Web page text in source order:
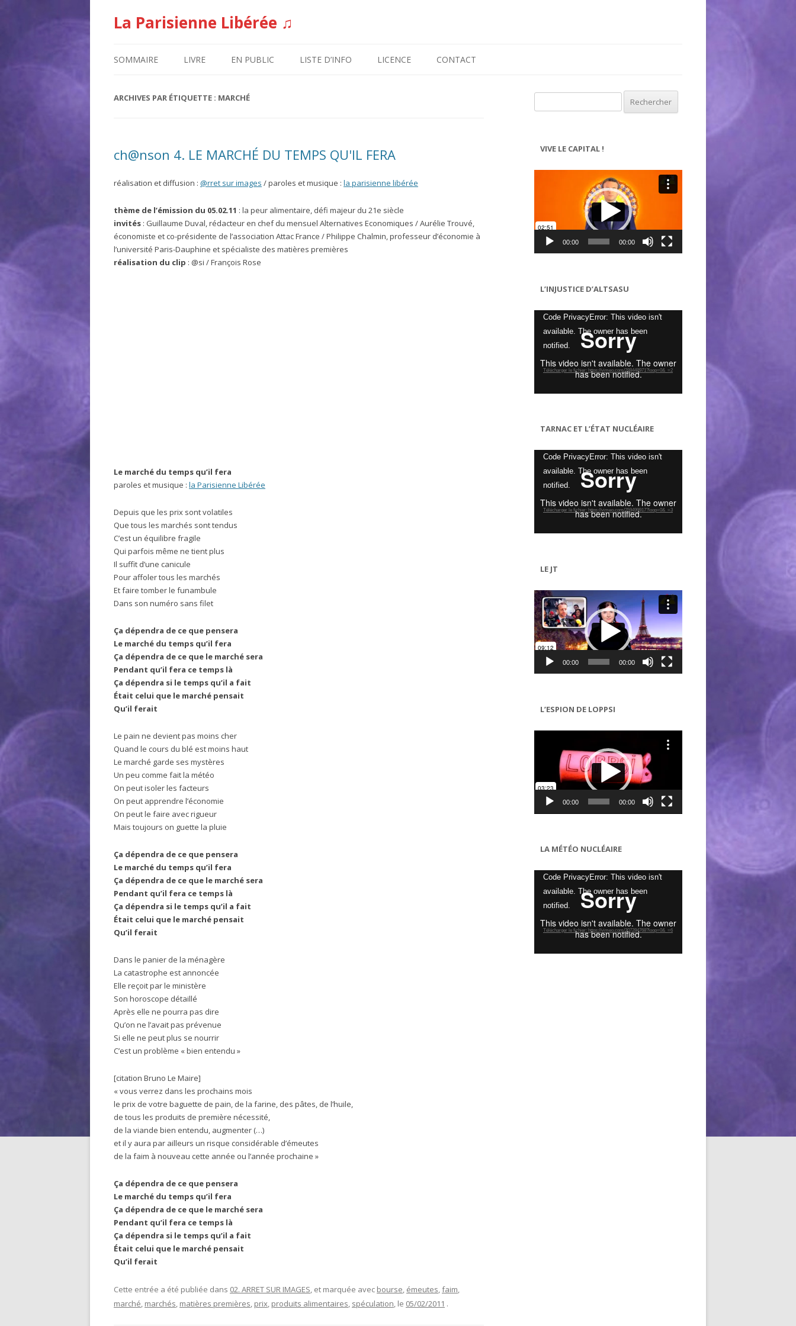
La Parisienne Libérée ♫
SOMMAIRE LIVRE EN PUBLIC LISTE D’INFO LICENCE CONTACT
ARCHIVES PAR ÉTIQUETTE : MARCHÉ
ch@nson 4. LE MARCHÉ DU TEMPS QU'IL FERA
réalisation et diffusion : @rret sur images / paroles et musique : la parisienne libérée
thème de l’émission du 05.02.11 : la peur alimentaire, défi majeur du 21e siècle
invités : Guillaume Duval, rédacteur en chef du mensuel Alternatives Economiques / Aurélie Trouvé,
économiste et co-présidente de l’association Attac France / Philippe Chalmin, professeur d’économie à
l’université Paris-Dauphine et spécialiste des matières premières
réalisation du clip : @si / François Rose
Le marché du temps qu’il fera
paroles et musique : la Parisienne Libérée
Depuis que les prix sont volatiles
Que tous les marchés sont tendus
C’est un équilibre fragile
Qui parfois même ne tient plus
Il suffit d’une canicule
Pour affoler tous les marchés
Et faire tomber le funambule
Dans son numéro sans filet
Ça dépendra de ce que pensera
Le marché du temps qu’il fera
Ça dépendra de ce que le marché sera
Pendant qu’il fera ce temps là
Ça dépendra si le temps qu’il a fait
Était celui que le marché pensait
Qu’il ferait
Le pain ne devient pas moins cher
Quand le cours du blé est moins haut
Le marché garde ses mystères
Un peu comme fait la météo
On peut isoler les facteurs
On peut apprendre l’économie
On peut le faire avec rigueur
Mais toujours on guette la pluie
Ça dépendra de ce que pensera
Le marché du temps qu’il fera
Ça dépendra de ce que le marché sera
Pendant qu’il fera ce temps là
Ça dépendra si le temps qu’il a fait
Était celui que le marché pensait
Qu’il ferait
Dans le panier de la ménagère
La catastrophe est annoncée
Elle reçoit par le ministère
Son horoscope détaillé
Après elle ne pourra pas dire
Qu’on ne l’avait pas prévenue
Si elle ne peut plus se nourrir
C’est un problème « bien entendu »
[citation Bruno Le Maire]
« vous verrez dans les prochains mois
le prix de votre baguette de pain, de la farine, des pâtes, de l’huile,
de tous les produits de première nécessité,
de la viande bien entendu, augmenter (…)
et il y aura par ailleurs un risque considérable d’émeutes
de la faim à nouveau cette année ou l’année prochaine »
Ça dépendra de ce que pensera
Le marché du temps qu’il fera
Ça dépendra de ce que le marché sera
Pendant qu’il fera ce temps là
Ça dépendra si le temps qu’il a fait
Était celui que le marché pensait
Qu’il ferait
Cette entrée a été publiée dans 02. ARRET SUR IMAGES, et marquée avec bourse, émeutes,faim,
marché, marchés, matières premières, prix, produits alimentaires, spéculation, le 05/02/2011 .
VIVE LE CAPITAL !
Lecteur
00:00 00:00
L’INJUSTICE D’ALTSASU
Lecteur
vidéo
Code PrivacyError: This video isn't
available. The owner has been
notified.
Télécharger le fichier: https://vimeo.com/288448971?loop=0&_=2
TARNAC ET L’ÉTAT NUCLÉAIRE
Lecteur
vidéo
Code PrivacyError: This video isn't
available. The owner has been
notified.
Télécharger le fichier: https://vimeo.com/259499917?loop=0&_=3
LE JT
Lecteur
vidéo
00:00 00:00
L’ESPION DE LOPPSI
Lecteur
00:00 00:00
LA MÉTÉO NUCLÉAIRE
Lecteur
vidéo
Code PrivacyError: This video isn't
available. The owner has been
notified.
Télécharger le fichier: https://vimeo.com/307284768?loop=0&_=6